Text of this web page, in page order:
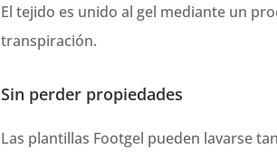
El tejido es unido al gel mediante un
transpiración.
Sin perder propiedades
Las plantillas Footgel pueden lavarse